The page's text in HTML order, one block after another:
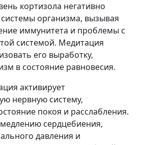
кортизола негативно
организма, вызывая
иммунитета и проблемы с
системой. Медитация
его выработку,
в состояние равновесия.
активирует
нервную систему,
покоя и расслабления.
сердцебиения,
давления и